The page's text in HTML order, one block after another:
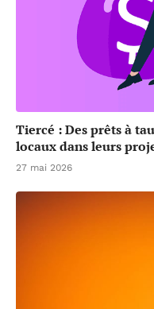
Tiercé : Des prêts à
locaux dans leurs
27 mai 2026